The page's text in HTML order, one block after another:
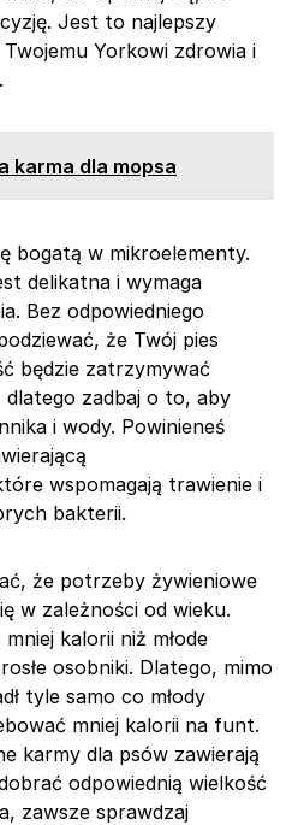
Jest to najlepszy
Yorkowi zdrowia i
karma dla mopsa
bogatą w mikroelementy.
delikatna i wymaga
Bez odpowiedniego
że Twój pies
będzie zatrzymywać
dlatego zadbaj o to, aby
i wody. Powinieneś
wspomagają trawienie i
bakterii.
że potrzeby żywieniowe
w zależności od wieku.
kalorii niż młode
osobniki. Dlatego, mimo
tyle samo co młody
mniej kalorii na funt.
karmy dla psów zawierają
odpowiednią wielkość
zawsze sprawdzaj